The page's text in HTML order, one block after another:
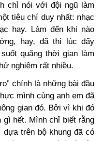
chỉ nói với đội ngũ làm
tiêu chí duy nhất: nhạc
hay. Làm đến khi nào
hay, đã thì lúc đấy
quãng thời gian làm
nghiệm rất nhiều.
chính là những bài đầu
mình cùng anh em đã
gian đó. Bởi vì khi đó
gì hết. Mình chỉ biết rằng
trên bộ khung đã có